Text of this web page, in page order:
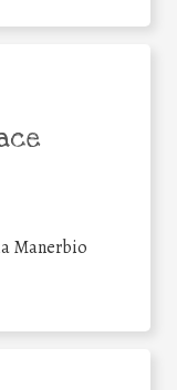
Manerbio